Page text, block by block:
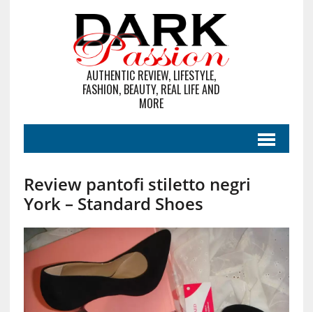
AUTHENTIC REVIEW, LIFESTYLE,
FASHION, BEAUTY, REAL LIFE AND
MORE
Review pantofi stiletto negri
York – Standard Shoes